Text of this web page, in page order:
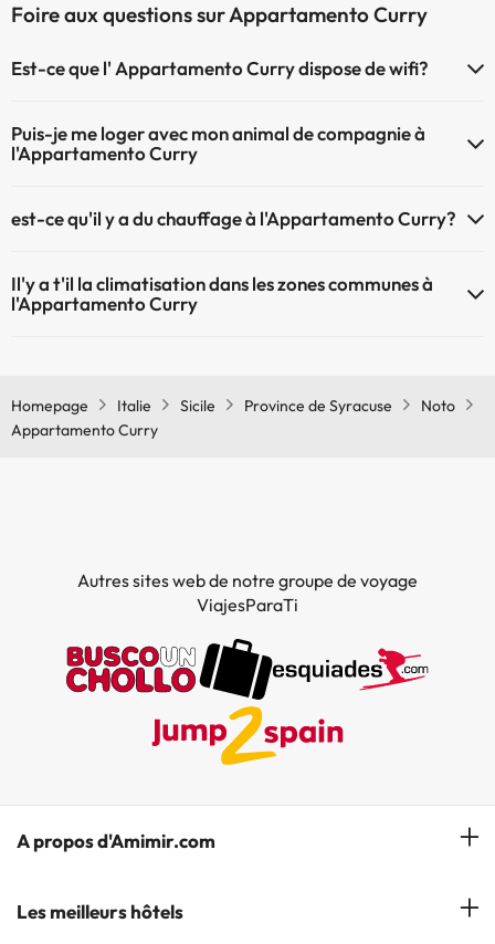
Foire aux questions sur Appartamento Curry
Est-ce que l' Appartamento Curry dispose de wifi?
Puis-je me loger avec mon animal de compagnie à
l'Appartamento Curry
pas admis.
est-ce qu'il y a du chauffage à l'Appartamento Curry?
communes
Il'y a t'il la climatisation dans les zones communes à
l'Appartamento Curry
Homepage
Italie Sicile Province de Syracuse
Noto
Appartamento Curry
Autres sites web de notre groupe de voyage
ViajesParaTi
A propos d'Amimir.com
Notre équipe
Les meilleurs hôtels